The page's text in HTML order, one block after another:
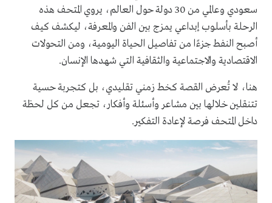
سعودي وعالمي من 30 دولة حول العالم، يروي المتحف هذه
الرحلة بأسلوب إبداعي يمزج بين الفن والمعرفة، ليكشف كيف
أصبح النفط جزءًا من تفاصيل الحياة اليومية، ومن التحولات
الاقتصادية والاجتماعية والثقافية التي شهدها الإنسان.
هنا، لا تُعرض القصة كخط زمني تقليدي، بل كتجربة حسية
تتنقلين خلالها بين مشاعر وأسئلة وأفكار، تجعل من كل لحظة
داخل المتحف فرصة لإعادة التفكير.